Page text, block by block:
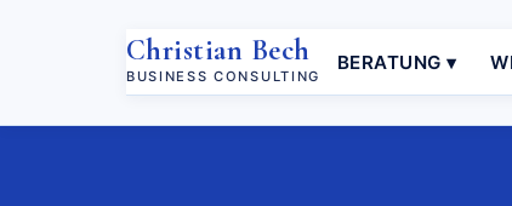
Christian Bech
BUSINESS CONSULTING
BERATUNG ▾